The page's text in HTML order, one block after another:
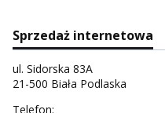
Sprzedaż internetowa
ul. Sidorska 83A
21-500 Biała Podlaska
Telefon: